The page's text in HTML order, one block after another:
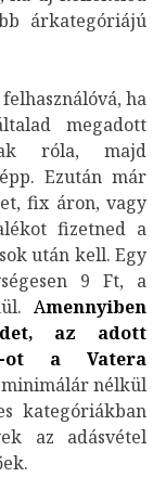
árkategóriájú
ha
megadott
róla, majd
Ezután már
fix áron, vagy
fizetned a
után kell. Egy
9 Ft, a
Amennyiben
, az adott
ot a Vatera
nélkül
kategóriákban
az adásvétel